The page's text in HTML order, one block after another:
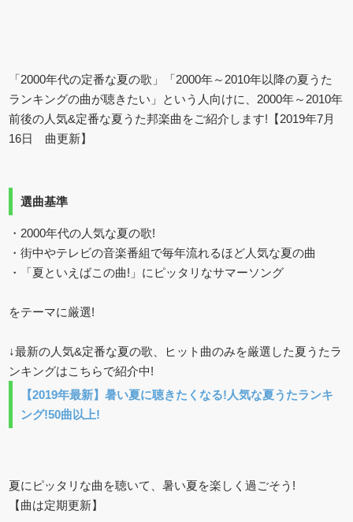
「2000年代の定番な夏の歌」「2000年～2010年以降の夏うた
ランキングの曲が聴きたい」という人向けに、2000年～2010年
前後の人気&定番な夏うた邦楽曲をご紹介します!【2019年7月
16日 曲更新】
選曲基準
・2000年代の人気な夏の歌!
・街中やテレビの音楽番組で毎年流れるほど人気な夏の曲
・「夏といえばこの曲!」にピッタリなサマーソング
をテーマに厳選!
↓最新の人気&定番な夏の歌、ヒット曲のみを厳選した夏うたラ
ンキングはこちらで紹介中!
【2019年最新】暑い夏に聴きたくなる!人気な夏うたランキ
ング!50曲以上!
夏にピッタリな曲を聴いて、暑い夏を楽しく過ごそう!
【曲は定期更新】